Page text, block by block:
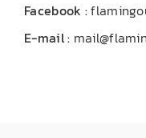
Facebook :
E-mail :